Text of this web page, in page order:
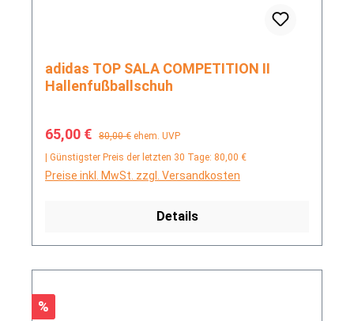
adidas TOP SALA COMPETITION II
Hallenfußballschuh
Verkaufspreis:
65,00 € Regulärer Preis:
80,00 € ehem. UVP
| Günstigster Preis der letzten 30 Tage: 80,00 €
Preise inkl. MwSt. zzgl. Versandkosten
Details
Rabatt
%